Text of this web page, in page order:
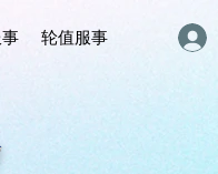
轮值服事